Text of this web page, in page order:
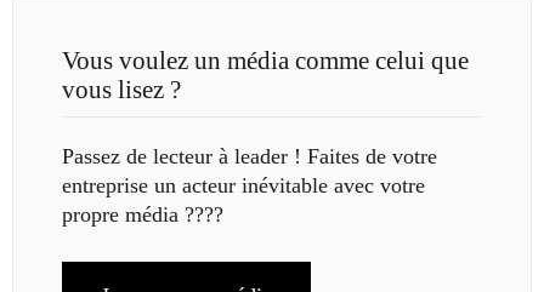
Vous voulez un média comme celui que
vous lisez ?
Passez de lecteur à leader ! Faites de votre
entreprise un acteur inévitable avec votre
propre média ????